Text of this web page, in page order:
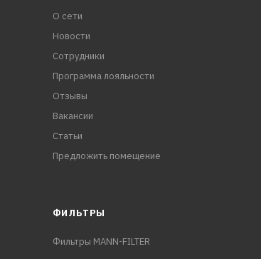
О сети
Новости
Сотрудники
Программа лояльности
Отзывы
Вакансии
Статьи
Предложить помещение
ФИЛЬТРЫ
Фильтры MANN-FILTER